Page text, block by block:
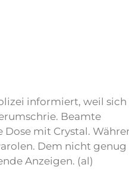
informiert, weil sich
Beamte
mit Crystal.
Dem nicht genug
Anzeigen. (al)